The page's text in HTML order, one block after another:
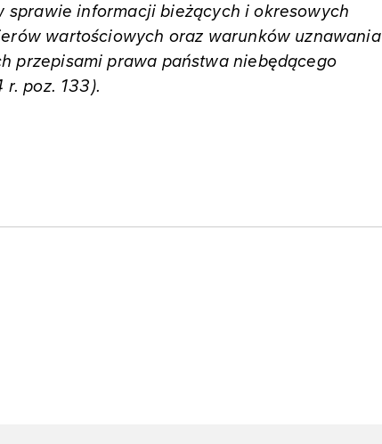
sprawie informacji bieżących i okresowych
wartościowych oraz warunków uznawania
przepisami prawa państwa niebędącego
r. poz. 133).